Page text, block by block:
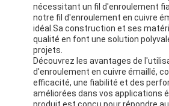
nécessitant un fil d'enroulement
notre fil d'enroulement en cuivre
idéal.Sa construction et ses
qualité en font une solution
projets.
Découvrez les avantages de
d'enroulement en cuivre émaillé,
efficacité, une fiabilité et des
améliorées dans vos applications